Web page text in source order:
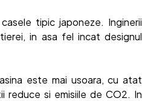
tipic japoneze. Inginerii
in asa fel incat designul
este mai usoara, cu atat
reduce si emisiile de CO2. In